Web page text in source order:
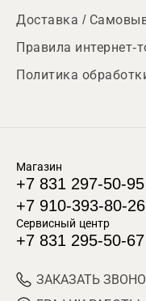
Доставка /
Правила интернет-
Политика
Магазин
+7 831 297-50-95
+7 910-393-80-26
Сервисный центр
+7 831 295-50-67
ЗАКАЗАТЬ